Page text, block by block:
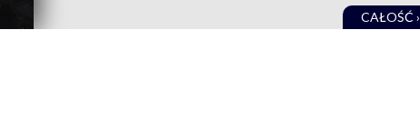
CAŁOŚĆ ›